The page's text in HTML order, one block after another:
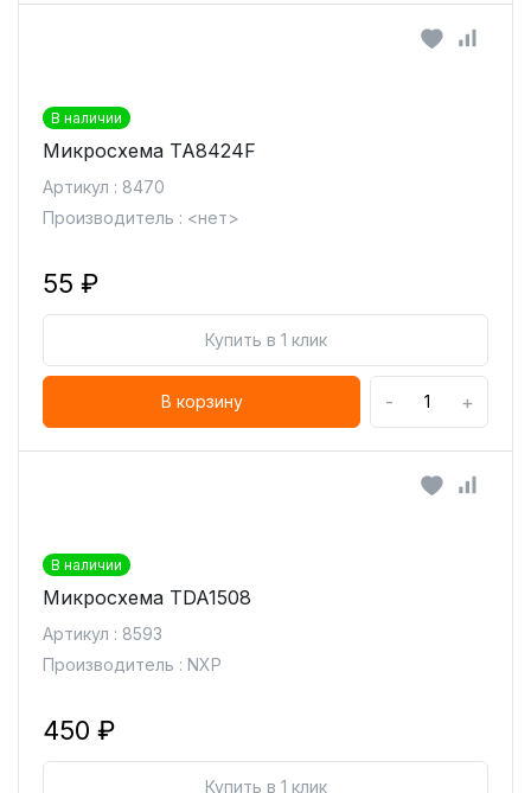
В наличии
Микросхема TA8424F
Артикул : 8470
Производитель : <нет>
55 ₽
Купить в 1 клик
В корзину - +
В наличии
Микросхема TDA1508
Артикул : 8593
Производитель : NXP
450 ₽
Купить в 1 клик